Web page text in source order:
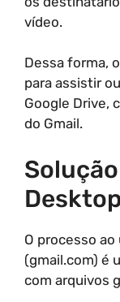
vídeo.
Dessa forma,
para assistir
Google Drive,
do Gmail.
O processo ao
(gmail.com) é
com arquivos